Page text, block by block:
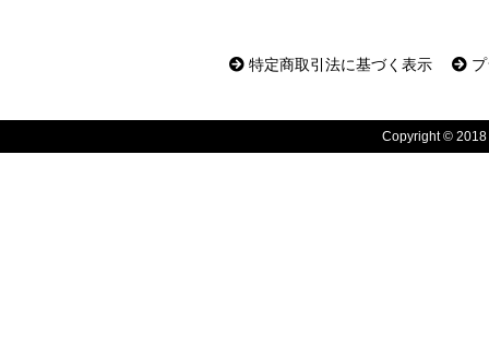
特定商取引法に基づく表示
Copyright © 2018